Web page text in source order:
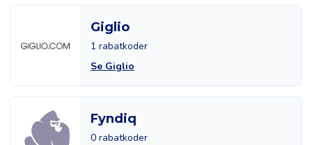
Giglio
1 rabatkoder
Se Giglio
Fyndiq
0 rabatkoder